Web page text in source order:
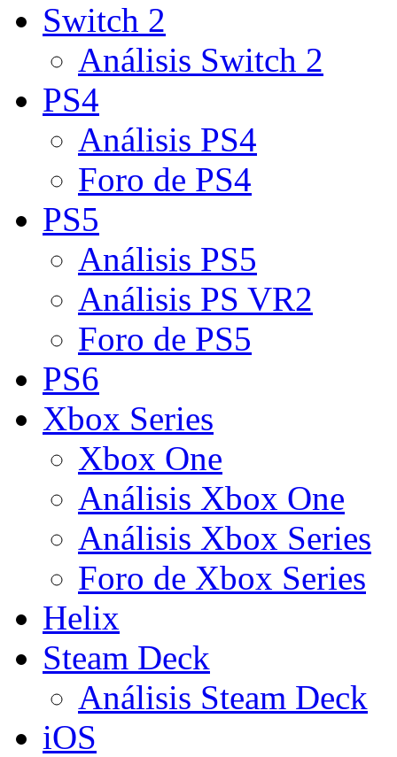
Switch 2
Análisis Switch 2
PS4
Análisis PS4
Foro de PS4
PS5
Análisis PS5
Análisis PS VR2
Foro de PS5
PS6
Xbox Series
Xbox One
Análisis Xbox One
Análisis Xbox Series
Foro de Xbox Series
Helix
Steam Deck
Análisis Steam Deck
iOS